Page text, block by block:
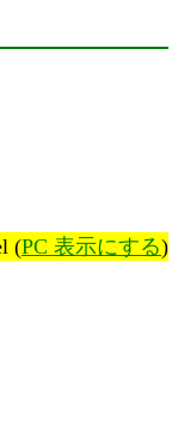
(PC 表示にする)